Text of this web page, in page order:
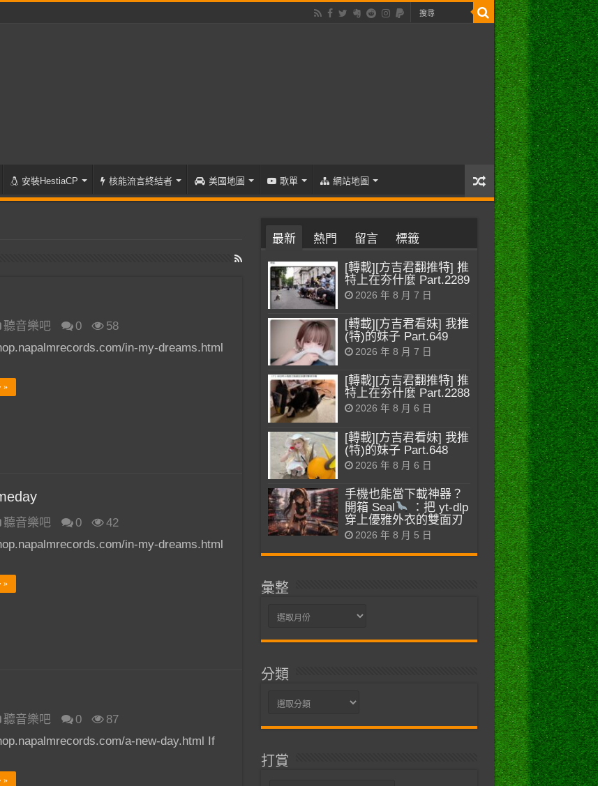
安裝HestiaCP 核能流言終結者 美國地圖 歌單 網站地圖
聽音樂吧 0
58
in-my-dreams.html
»
聽音樂吧 0
42
in-my-dreams.html
»
聽音樂吧 0
87
a-new-day.html If
»
最新 熱門 留言 標籤
[轉載][方吉君翻推特] 推
特上在夯什麼 Part.2289
2026 年 8 月 7 日
[轉載][方吉君看妹] 我推
(特)的妹子 Part.649
2026 年 8 月 7 日
[轉載][方吉君翻推特] 推
特上在夯什麼 Part.2288
2026 年 8 月 6 日
[轉載][方吉君看妹] 我推
(特)的妹子 Part.648
2026 年 8 月 6 日
手機也能當下載神器？
開箱 Seal
：把 yt-dlp
穿上優雅外衣的雙面刃
2026 年 8 月 5 日
彙整
彙
分類
分
打賞